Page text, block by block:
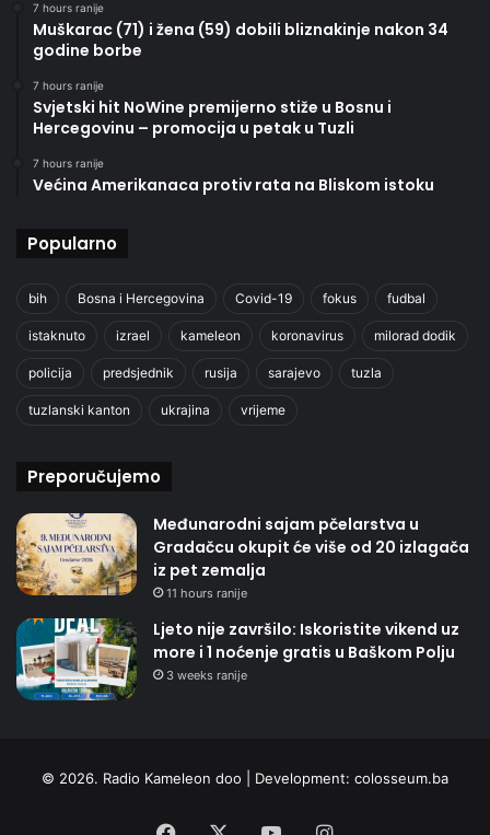
7 hours ranije
Muškarac (71) i žena (59) dobili bliznakinje nakon 34
godine borbe
7 hours ranije
Svjetski hit NoWine premijerno stiže u Bosnu i
Hercegovinu – promocija u petak u Tuzli
7 hours ranije
Većina Amerikanaca protiv rata na Bliskom istoku
Popularno
bih Bosna i Hercegovina Covid-19 fokus fudbal
istaknuto izrael kameleon koronavirus milorad dodik
policija predsjednik rusija sarajevo tuzla
tuzlanski kanton ukrajina vrijeme
Preporučujemo
Međunarodni sajam pčelarstva u
Gradačcu okupit će više od 20 izlagača
iz pet zemalja
11 hours ranije
Ljeto nije završilo: Iskoristite vikend uz
more i 1 noćenje gratis u Baškom Polju
3 weeks ranije
© 2026. Radio Kameleon doo | Development: colosseum.ba